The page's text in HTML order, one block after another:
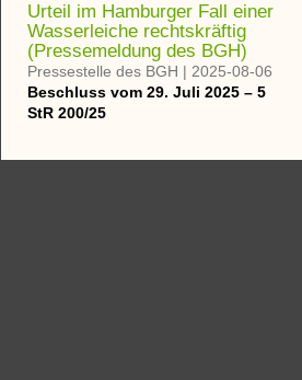
Urteil im Hamburger Fall einer
Wasserleiche rechtskräftig
(Pressemeldung des BGH)
Pressestelle des BGH | 2025-08-06
Beschluss vom 29. Juli 2025 – 5
StR 200/25